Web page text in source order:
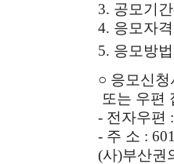
3. 공모기
4. 응모자
5. 응모방법
○ 응모신청
또는 우편
- 전자우편
- 주 소 :
(사)부산권